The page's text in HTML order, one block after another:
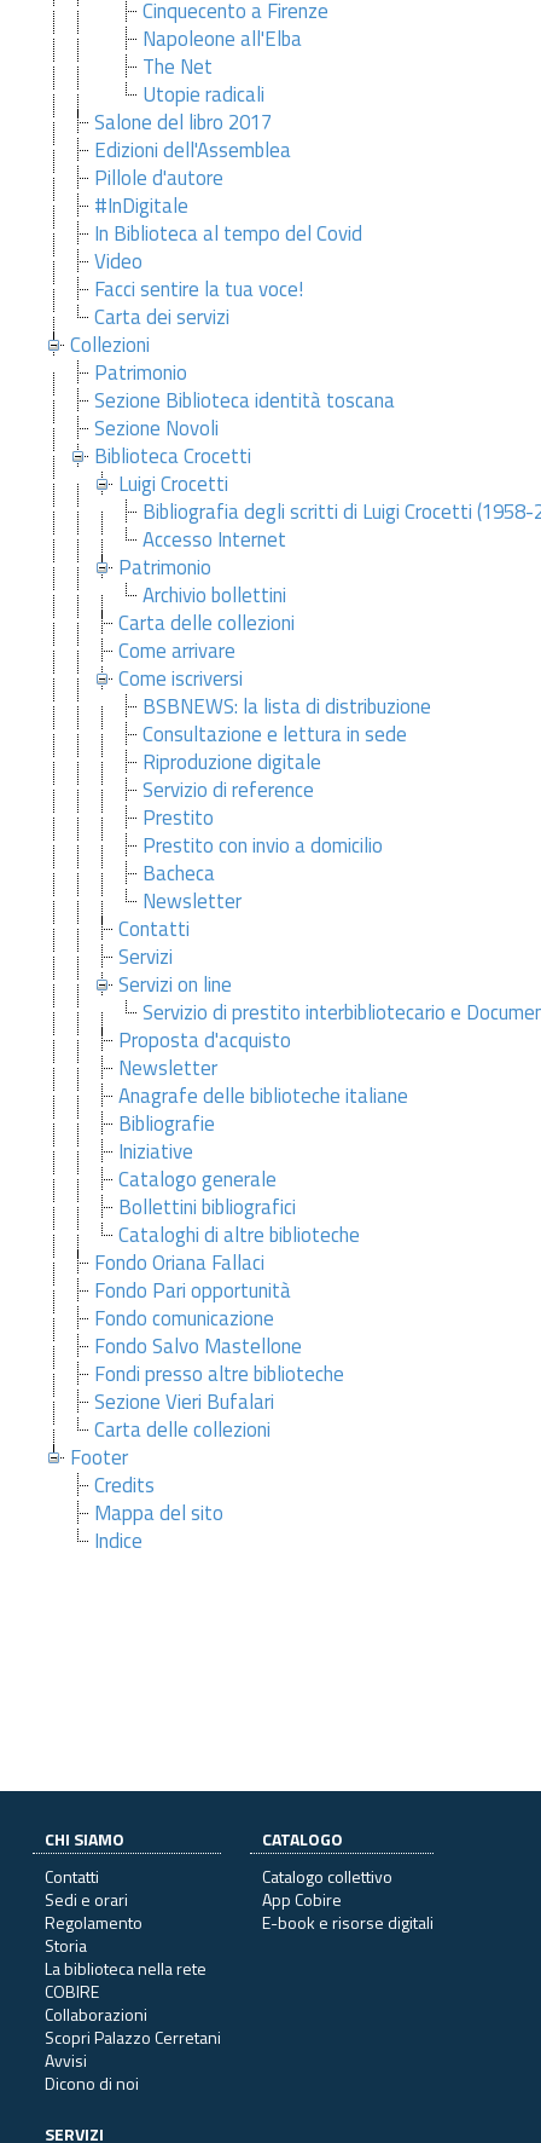
Cinquecento a Firenze
Napoleone all'Elba
The Net
Utopie radicali
Salone del libro 2017
Edizioni dell'Assemblea
Pillole d'autore
#InDigitale
In Biblioteca al tempo del Covid
Video
Facci sentire la tua voce!
Carta dei servizi
Collezioni
Patrimonio
Sezione Biblioteca identità toscana
Sezione Novoli
Biblioteca Crocetti
Luigi Crocetti
Bibliografia degli scritti di Luigi Crocetti (1958-
Accesso Internet
Patrimonio
Archivio bollettini
Carta delle collezioni
Come arrivare
Come iscriversi
BSBNEWS: la lista di distribuzione
Consultazione e lettura in sede
Riproduzione digitale
Servizio di reference
Prestito
Prestito con invio a domicilio
Bacheca
Newsletter
Contatti
Servizi
Servizi on line
Servizio di prestito interbibliotecario e
Proposta d'acquisto
Newsletter
Anagrafe delle biblioteche italiane
Bibliografie
Iniziative
Catalogo generale
Bollettini bibliografici
Cataloghi di altre biblioteche
Fondo Oriana Fallaci
Fondo Pari opportunità
Fondo comunicazione
Fondo Salvo Mastellone
Fondi presso altre biblioteche
Sezione Vieri Bufalari
Carta delle collezioni
Footer
Credits
Mappa del sito
Indice
CHI SIAMO
Contatti
Sedi e orari
Regolamento
Storia
La biblioteca nella rete
COBIRE
Collaborazioni
Scopri Palazzo Cerretani
Avvisi
Dicono di noi
CATALOGO
Catalogo collettivo
App Cobire
E-book e risorse digitali
SERVIZI